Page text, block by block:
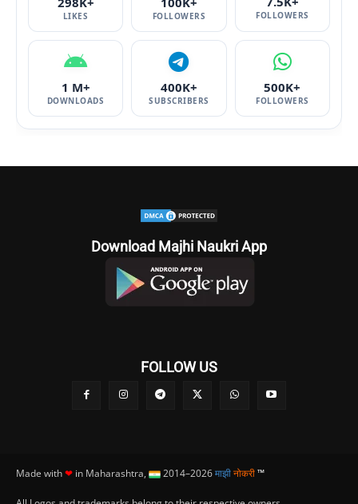
LIKES FOLLOWERS FOLLOWERS
1 M+
DOWNLOADS
400K+
SUBSCRIBERS
500K+
FOLLOWERS
Download Majhi Naukri App
FOLLOW US
Made with❤ in Maharashtra, 2014–2026माझीनोकरी™